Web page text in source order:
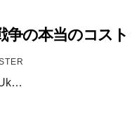
の本当のコス